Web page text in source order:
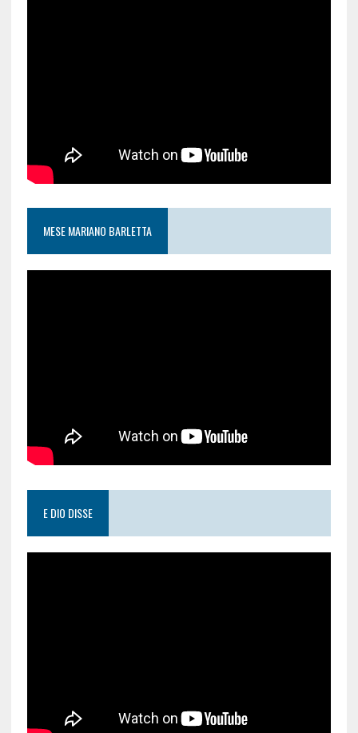
MESE MARIANO BARLETTA
E DIO DISSE